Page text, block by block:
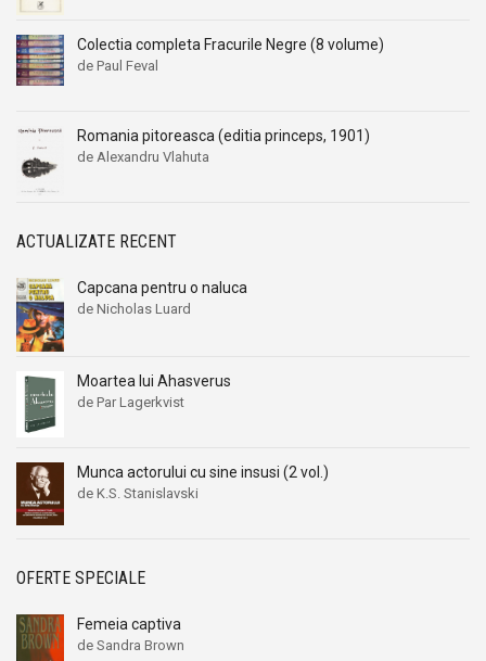
Alexandru Balaci
Alexandru Busuioceanu
Alexandru Elian
Alexandru Madgearu
Alexandru Tanase
Alexandru Vianu
Alexandru Vulpe
Alexei Tolstoi
Alfred de Musset
Alfred Harlaoanu
Alice Hoffman
Alison Tyler
Alison York
Alistair Maclean
Alexandru Balaci
Alexandru Busuioceanu
Alexandru Elian
Alexandru Madgearu
Alexandru Tanase
Alexandru Vianu
Alexandru Vulpe
Alexei Tolstoi
Alfred de Musset
Alfred Harlaoanu
Alice Hoffman
Alison Tyler
Alison York
Alistair Maclean
Colectia completa Fracurile Negre (8 volume)
de Paul Feval
Romania pitoreasca (editia princeps, 1901)
de Alexandru Vlahuta
ACTUALIZATE RECENT
Capcana pentru o naluca
de Nicholas Luard
Moartea lui Ahasverus
de Par Lagerkvist
Munca actorului cu sine insusi (2 vol.)
de K.S. Stanislavski
OFERTE SPECIALE
Femeia captiva
de Sandra Brown